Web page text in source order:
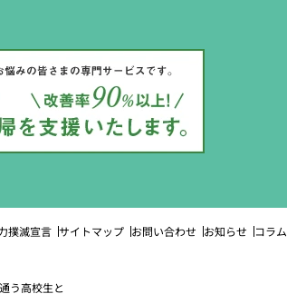
撲滅宣言 サイトマップ お問い合わせ お知らせ コラム
う高校生と